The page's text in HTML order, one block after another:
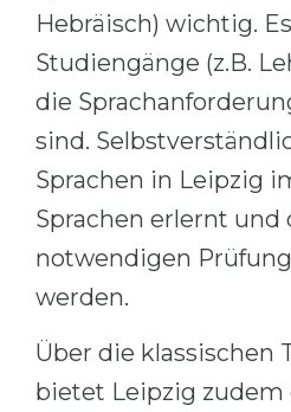
Our students
CONSULTATION!
Other Country
BOOK A CONSULTATION
Hebräisch) wichtig.
Studiengänge (z.B.
die
sind.
Sprachen in Leipzig
Sprachen erlernt und
notwendigen
werden.
Über die klassischen
bietet Leipzig zudem